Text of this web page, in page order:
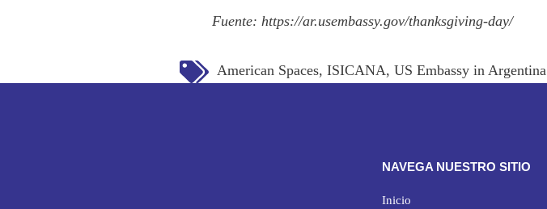
Fuente: https://ar.usembassy.gov/thanksgiving-day/
Tags: American Spaces, ISICANA, US Embassy in Argentina
NAVEGA NUESTRO SITIO
Inicio